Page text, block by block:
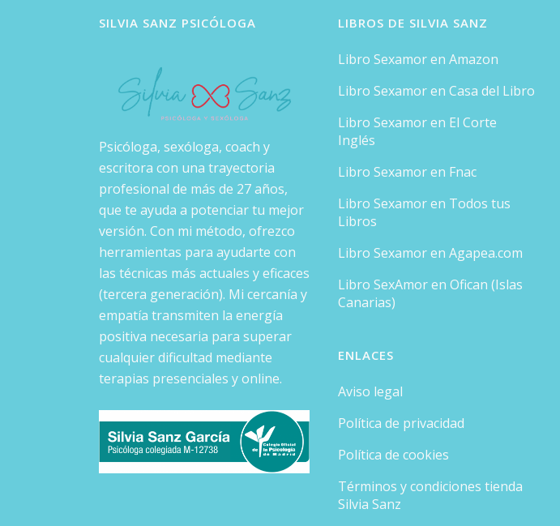
SILVIA SANZ PSICÓLOGA
Psicóloga, sexóloga, coach y
escritora con una trayectoria
profesional de más de 27 años,
que te ayuda a potenciar tu mejor
versión. Con mi método, ofrezco
herramientas para ayudarte con
las técnicas más actuales y eficaces
(tercera generación). Mi cercanía y
empatía transmiten la energía
positiva necesaria para superar
cualquier dificultad mediante
terapias presenciales y online.
LIBROS DE SILVIA SANZ
Libro Sexamor en Amazon
Libro Sexamor en Casa del Libro
Libro Sexamor en El Corte
Inglés
Libro Sexamor en Fnac
Libro Sexamor en Todos tus
Libros
Libro Sexamor en Agapea.com
Libro SexAmor en Ofican (Islas
Canarias)
ENLACES
Aviso legal
Política de privacidad
Política de cookies
Términos y condiciones tienda
Silvia Sanz